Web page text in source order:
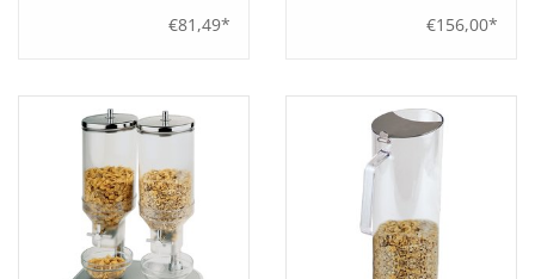
Einrichtung
€81,49* €156,00*